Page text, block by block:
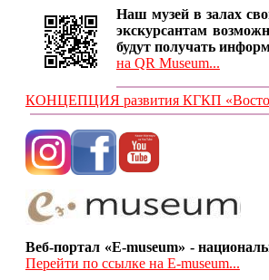
Наш музей в залах
экскурсантам
будут получать
на QR Museum...
КОНЦЕПЦИЯ развития КГКП
Веб-портал «E-museum» -
Перейти по ссылке на E-museum...